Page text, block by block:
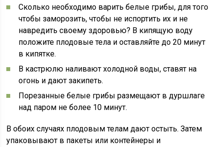
Сколько необходимо варить белые грибы, для того
чтобы заморозить, чтобы не испортить их и не
навредить своему здоровью? В кипящую воду
положите плодовые тела и оставляйте до 20 минут
в кипятке.
В кастрюлю наливают холодной воды, ставят на
огонь и дают закипеть.
Порезанные белые грибы размещают в дуршлаге
над паром не более 10 минут.
В обоих случаях плодовым телам дают остыть. Затем
упаковывают в пакеты или контейнеры и